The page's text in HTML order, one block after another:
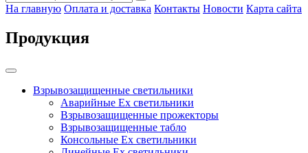
На главную Оплата и доставка Контакты Новости Карта сайта
Продукция
Взрывозащищенные светильники
Аварийные Ex светильники
Взрывозащищенные прожекторы
Взрывозащищенные табло
Консольные Ех светильники